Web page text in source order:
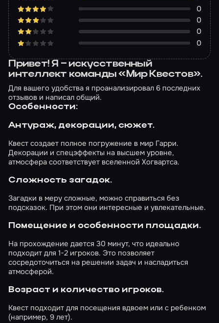
0
0
0
0
Привет! Я – искусственный
интеллект команды «Мир Квестов».
Для вашего удобства я проанализировал 6 последних
отзывов и написал общий.
Особенности:
Антураж, декорации, сюжет.
Квест создает полное погружение в мир Гарри.
Декорации и спецэффекты на высшем уровне,
атмосфера соответствует вселенной Хогвартса.
Сложность загадок.
Загадки в меру сложные, можно справиться без
подсказок. При этом они интересные и увлекательные.
Помещение и особенности площадки.
На прохождение дается 30 минут, что идеально
подходит для 1-2 игроков. Это позволяет
сосредоточиться на решении задач и насладиться
атмосферой.
Возраст и количество игроков.
Квест подходит для посещения вдвоем или с ребенком
(например, 9 лет).